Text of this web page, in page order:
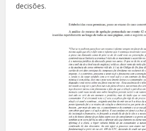
decisões.